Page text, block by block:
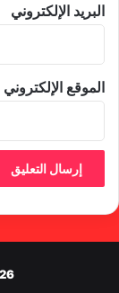
البريد الإلكتروني
الموقع الإلكتروني
2026 جميع